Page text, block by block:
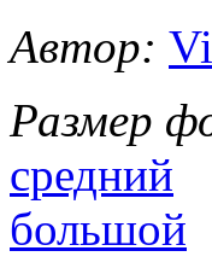
Автор:
Размер
средний
большой